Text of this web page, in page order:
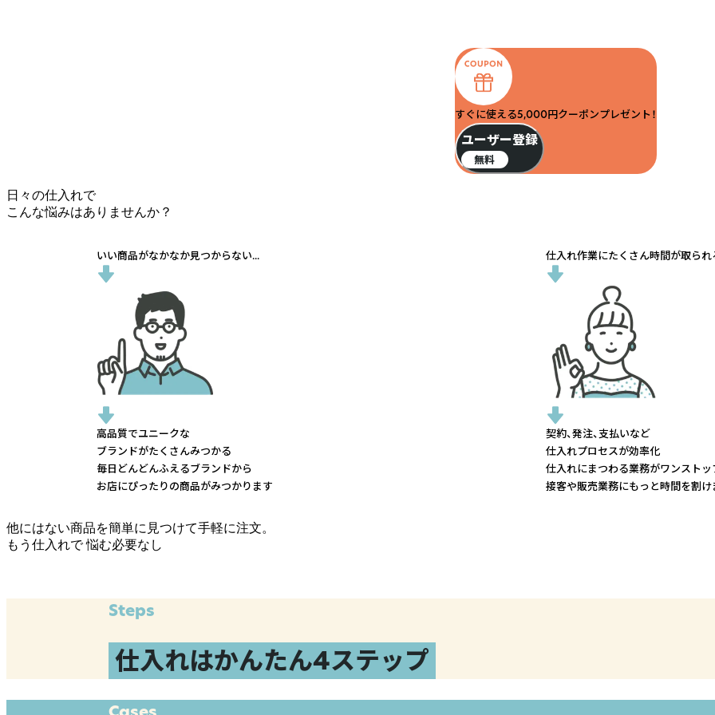
すぐに使える5,000円クーポンプレゼント！
ユーザー登録
無料
日々の仕入れで
こんな悩みはありませんか？
いい商品がなかなか見つからない...
高品質でユニークな
ブランドがたくさんみつかる
毎日どんどんふえるブランドから
お店にぴったりの商品がみつかります
仕入れ作業にたくさん時間が取られ
契約、発注、支払いなど
仕入れプロセスが効率化
仕入れにまつわる業務がワンストッ
接客や販売業務にもっと時間を割け
他にはない商品を簡単に見つけて手軽に注文。
もう仕入れで悩む必要なし
Steps
仕入れはかんたん4ステップ